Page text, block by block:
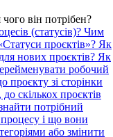
він потрібен?
(статусів)? Чим
проєктів»? Як
нових проєктів? Як
робочий
проєкту зі сторінки
скількох проєктів
потрібний
процесу і що вони
або змінити